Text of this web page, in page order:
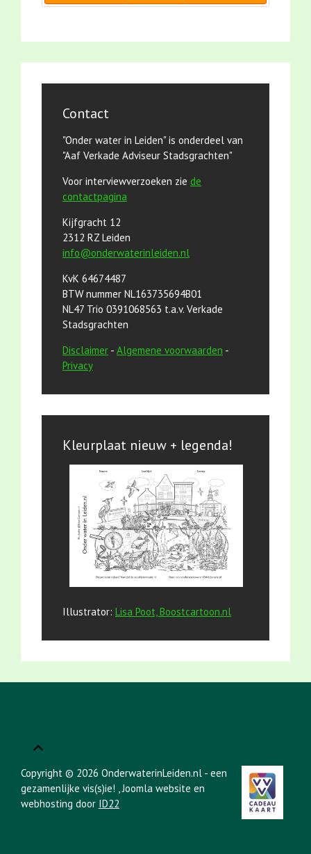
Contact
"Onder water in Leiden" is onderdeel van
"Aaf Verkade Adviseur Stadsgrachten"
Voor interviewverzoeken zie de
contactpagina
Kijfgracht 12
2312 RZ Leiden
info@onderwaterinleiden.nl
KvK 64674487
BTW nummer NL163735694B01
NL47 Trio 0391068563 t.a.v. Verkade
Stadsgrachten
Disclaimer - Algemene voorwaarden -
Privacy
Kleurplaat nieuw + legenda!
Illustrator: Lisa Poot, Boostcartoon.nl
Copyright © 2026 OnderwaterinLeiden.nl - een
gezamenlijke vis(s)ie! , Joomla website en
webhosting door ID22